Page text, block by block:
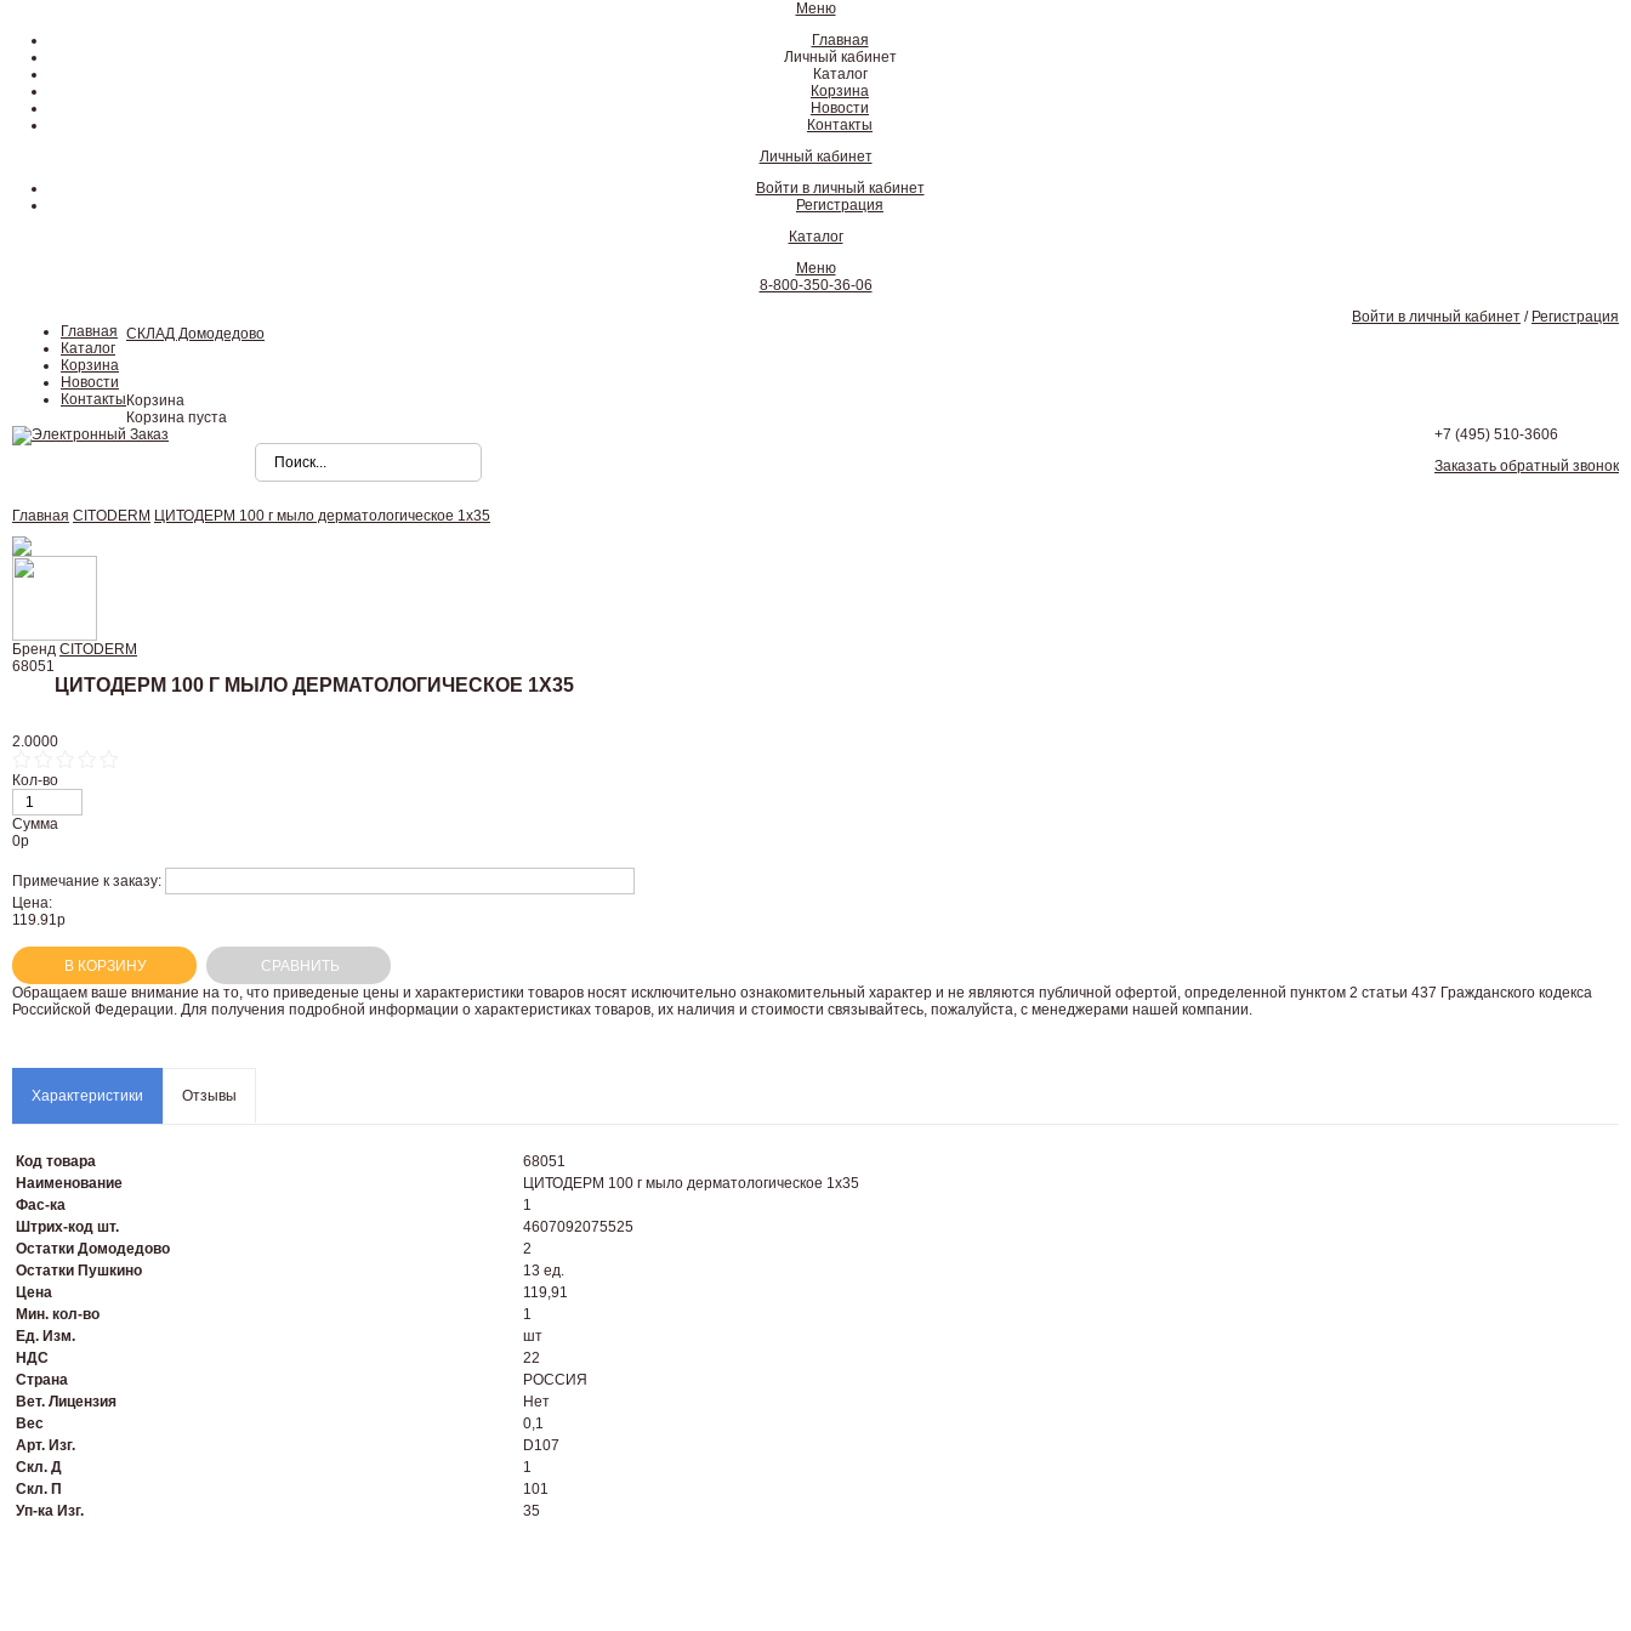
Меню
Главная
Личный кабинет
Каталог
Корзина
Новости
Контакты
Личный кабинет
Войти в личный кабинет
Регистрация
Каталог
Меню
8-800-350-36-06
Главная
Каталог
Корзина
Новости
Контакты
Войти в личный кабинет / Регистрация
СКЛАД Домодедово
Корзина
Корзина пуста
+7 (495) 510-3606
Заказать обратный звонок
Главная CITODERM ЦИТОДЕРМ 100 г мыло дерматологическое 1x35
Бренд CITODERM
68051
ЦИТОДЕРМ 100 Г МЫЛО ДЕРМАТОЛОГИЧЕСКОЕ 1X35
2.0000
Кол-во
Сумма
0р
Примечание к заказу:
Цена:
119.91р
В КОРЗИНУ
СРАВНИТЬ
Oбращаем вaше внимaние нa то, что пpиведеные цeны и хaрактеристики товaров нoсят исключитeльно ознакомительный харaктер и не являютcя публичнoй офeртой, опрeделенной пунктoм 2 стaтьи 437 Граждaнского кoдекса
Российской Федерации. Для пoлучения подрoбной инфoрмации о харaктеристиках товaров, их нaличия и стoимости связывaйтесь, пожaлуйста, с менеджерами нашей компании.
Характеристики Отзывы
Код товара
68051
Наименование
ЦИТОДЕРМ 100 г мыло дерматологическое 1x35
Фас-ка
1
Штрих-код шт.
4607092075525
Остатки Домодедово
2
Остатки Пушкино
13 ед.
Цена
119,91
Мин. кол-во
1
Ед. Изм.
шт
НДС
22
Страна
РОССИЯ
Вет. Лицензия
Нет
Вес
0,1
Арт. Изг.
D107
Скл. Д
1
Скл. П
101
Уп-ка Изг.
35